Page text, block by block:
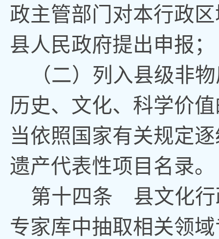
政主管部门对本行政
县人民政府提出申报；
（二）列入县级非
历史、文化、科学价
当依照国家有关规定
遗产代表性项目名录。
第十四条 县文化
专家库中抽取相关领